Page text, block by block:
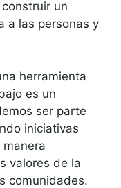
un
a las personas y
herramienta
es un
ser parte
iniciativas
valores de la
comunidades.